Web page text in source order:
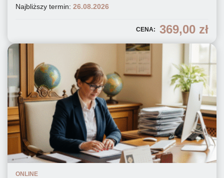
Najbliższy termin: 26.08.2026
CENA: 369,00 zł
ONLINE